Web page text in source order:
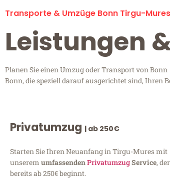
Transporte & Umzüge Bonn Tirgu-Mures
Leistungen
Planen Sie einen Umzug oder Transport von
Bonn, die speziell darauf ausgerichtet sind, Ihren
Privatumzug | ab 250€
Starten Sie Ihren Neuanfang in Tirgu-Mures mit
unserem umfassendenPrivatumzugService, der
bereits ab 250€ beginnt.